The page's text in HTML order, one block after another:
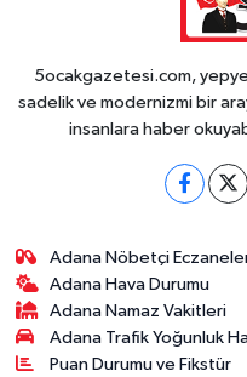
5ocakgazetesi.com,
sadelik ve modernizmi bir
insanlara haber
Adana Nöbetçi
Adana Hava Durumu
Adana Namaz Vakitleri
Adana Trafik Yoğunluk
Puan Durumu ve Fikstür